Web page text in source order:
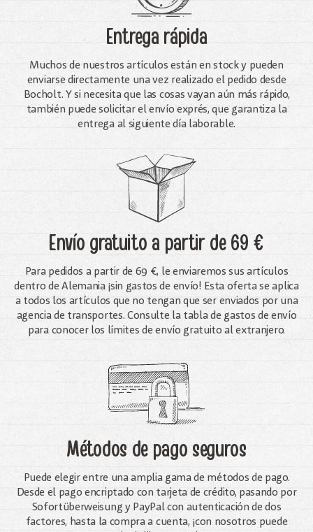
Entrega rápida
Muchos de nuestros artículos están en stock y pueden
enviarse directamente una vez realizado el pedido desde
Bocholt. Y si necesita que las cosas vayan aún más rápido,
también puede solicitar el envío exprés, que garantiza la
entrega al siguiente día laborable.
Envío gratuitoa partir de 69 €
Para pedidos a partir de 69 €, le enviaremos sus artículos
dentro de Alemania ¡sin gastos de envío! Esta oferta se aplica
a todos los artículos que no tengan que ser enviados por una
agencia de transportes. Consulte la tabla de gastos de envío
para conocer los límites de envío gratuito al extranjero.
Métodos de pago seguros
Puede elegir entre una amplia gama de métodos de pago.
Desde el pago encriptado con tarjeta de crédito, pasando por
Sofortüberweisung y PayPal con autenticación de dos
factores, hasta la compra a cuenta, ¡con nosotros puede